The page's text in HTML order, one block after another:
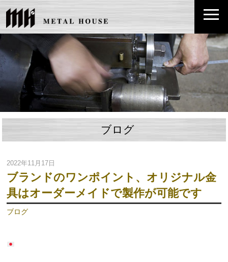
ブログ
2022年11月17日
ブランドのワンポイント、オリジナル金
具はオーダーメイドで製作が可能です
ブログ